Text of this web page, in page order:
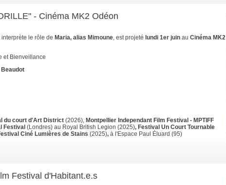
- Cinéma MK2 Odéon
le rôle de Maria, alias Mimoune, est projeté lundi 1er juin au Cinéma MK2
et Bienveillance
du court d'Art District (2026), Montpellier Independant Film Festival - MPTIFF
Festival (Londres) au Royal British Legion (2025), Festival Un Court Tournable
Ciné Lumières de Stains (2025), à l'Espace Paul Éluard (95)
Festival d'Habitant.e.s